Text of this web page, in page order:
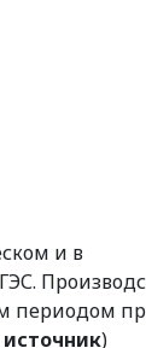
и в
периодом
)